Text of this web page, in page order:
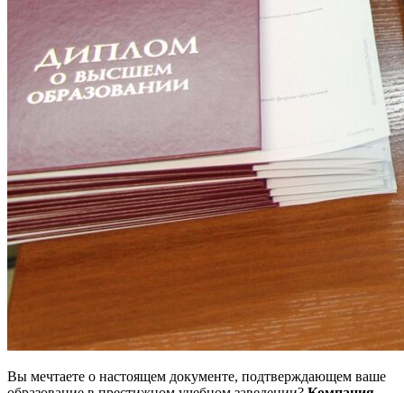
Вы мечтаете о настоящем документе, подтверждающем ваше